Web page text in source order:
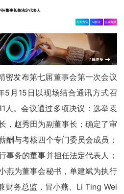
任董事长兼法定代表人
相关舆情 AI解读 生成海报
密发布第七届董事会第一次会议
5月15日以现场结合通讯方式召
人。会议通过多项决议：选举袁
，赵秀田为副董事长；确定了审
酬与考核四个专门委员会成员；
事务的董事并担任法定代表人；
燕为董事会秘书，单建斌为执行
财务总监，冒小燕、Li Ting Wei